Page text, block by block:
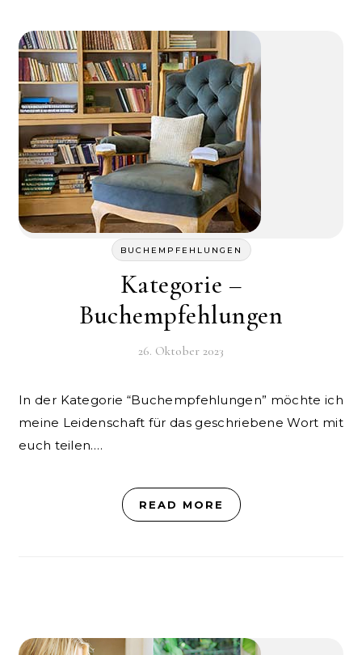
BUCHEMPFEHLUNGEN
Kategorie –
Buchempfehlungen
26. Oktober 2023
In der Kategorie “Buchempfehlungen” möchte ich
meine Leidenschaft für das geschriebene Wort mit
euch teilen.…
READ MORE